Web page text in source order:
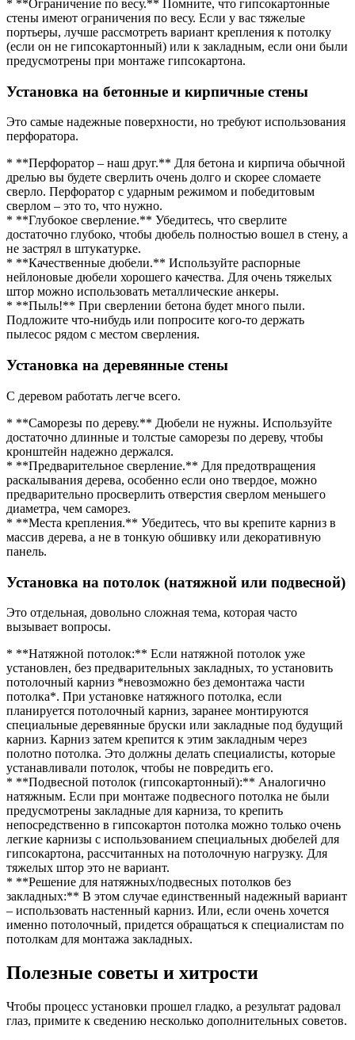
* **Ограничение по весу.** Помните, что гипсокартонные
стены имеют ограничения по весу. Если у вас тяжелые
портьеры, лучше рассмотреть вариант крепления к потолку
(если он не гипсокартонный) или к закладным, если они были
предусмотрены при монтаже гипсокартона.
Установка на бетонные и кирпичные стены
Это самые надежные поверхности, но требуют использования
перфоратора.
* **Перфоратор – наш друг.** Для бетона и кирпича обычной
дрелью вы будете сверлить очень долго и скорее сломаете
сверло. Перфоратор с ударным режимом и победитовым
сверлом – это то, что нужно.
* **Глубокое сверление.** Убедитесь, что сверлите
достаточно глубоко, чтобы дюбель полностью вошел в стену, а
не застрял в штукатурке.
* **Качественные дюбели.** Используйте распорные
нейлоновые дюбели хорошего качества. Для очень тяжелых
штор можно использовать металлические анкеры.
* **Пыль!** При сверлении бетона будет много пыли.
Подложите что-нибудь или попросите кого-то держать
пылесос рядом с местом сверления.
Установка на деревянные стены
С деревом работать легче всего.
* **Саморезы по дереву.** Дюбели не нужны. Используйте
достаточно длинные и толстые саморезы по дереву, чтобы
кронштейн надежно держался.
* **Предварительное сверление.** Для предотвращения
раскалывания дерева, особенно если оно твердое, можно
предварительно просверлить отверстия сверлом меньшего
диаметра, чем саморез.
* **Места крепления.** Убедитесь, что вы крепите карниз в
массив дерева, а не в тонкую обшивку или декоративную
панель.
Установка на потолок (натяжной или подвесной)
Это отдельная, довольно сложная тема, которая часто
вызывает вопросы.
* **Натяжной потолок:** Если натяжной потолок уже
установлен, без предварительных закладных, то установить
потолочный карниз *невозможно без демонтажа части
потолка*. При установке натяжного потолка, если
планируется потолочный карниз, заранее монтируются
специальные деревянные бруски или закладные под будущий
карниз. Карниз затем крепится к этим закладным через
полотно потолка. Это должны делать специалисты, которые
устанавливали потолок, чтобы не повредить его.
* **Подвесной потолок (гипсокартонный):** Аналогично
натяжным. Если при монтаже подвесного потолка не были
предусмотрены закладные для карниза, то крепить
непосредственно в гипсокартон потолка можно только очень
легкие карнизы с использованием специальных дюбелей для
гипсокартона, рассчитанных на потолочную нагрузку. Для
тяжелых штор это не вариант.
* **Решение для натяжных/подвесных потолков без
закладных:** В этом случае единственный надежный вариант
– использовать настенный карниз. Или, если очень хочется
именно потолочный, придется обращаться к специалистам по
потолкам для монтажа закладных.
Полезные советы и хитрости
Чтобы процесс установки прошел гладко, а результат радовал
глаз, примите к сведению несколько дополнительных советов.